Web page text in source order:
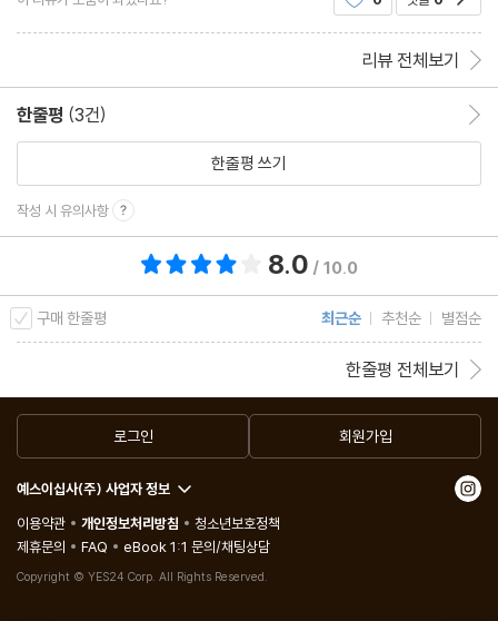
리뷰 전체보기
한줄평 (3건)
한줄평 쓰기
작성 시 유의사항
8.0 / 10.0
구매 한줄평 최근순 추천순 별점순
한줄평 전체보기
로그인 회원가입
예스이십사(주) 사업자 정보
이용약관
개인정보처리방침
청소년보호정책
제휴문의
FAQ eBook 1:1 문의/채팅상담
Copyright © YES24 Corp. All Rights Reserved.